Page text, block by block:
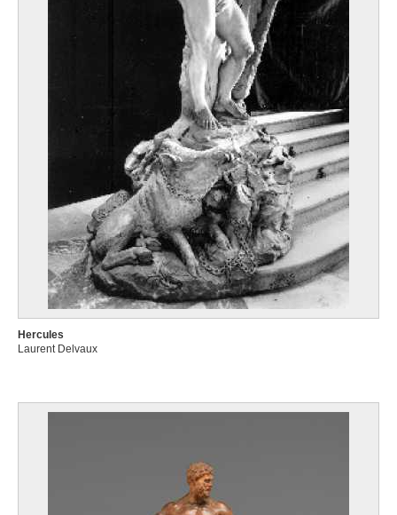
Hercules
Laurent Delvaux